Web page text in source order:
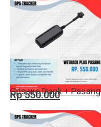
Gps weTrack + Pasang
Rp 550.000